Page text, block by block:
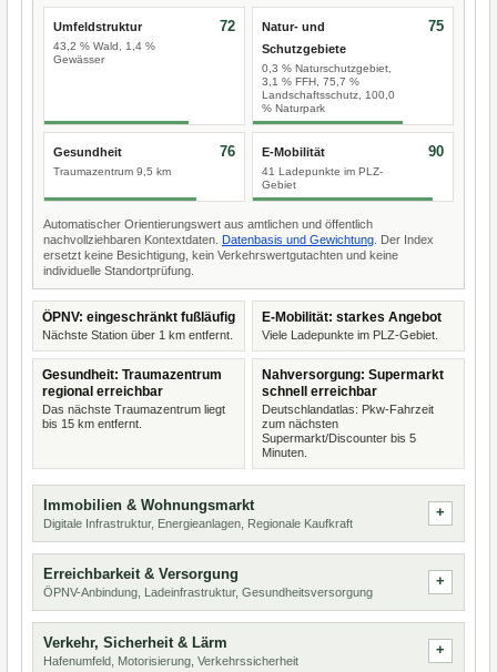
Umfeldstruktur
43,2 % Wald, 1,4 %
Gewässer
72
Natur- und
Schutzgebiete
0,3 % Naturschutzgebiet,
3,1 % FFH, 75,7 %
Landschaftsschutz, 100,0
% Naturpark
75
Gesundheit
Traumazentrum 9,5 km
76 E-Mobilität
41 Ladepunkte im PLZ-
Gebiet
90
Automatischer Orientierungswert aus amtlichen und öffentlich
nachvollziehbaren Kontextdaten. Datenbasis und Gewichtung . Der Index
ersetzt keine Besichtigung, kein Verkehrswertgutachten und keine
individuelle Standortprüfung.
ÖPNV: eingeschränkt fußläufig
Nächste Station über 1 km entfernt.
E-Mobilität: starkes Angebot
Viele Ladepunkte im PLZ-Gebiet.
Gesundheit: Traumazentrum
regional erreichbar
Das nächste Traumazentrum liegt
bis 15 km entfernt.
Nahversorgung: Supermarkt
schnell erreichbar
Deutschlandatlas: Pkw-Fahrzeit
zum nächsten
Supermarkt/Discounter bis 5
Minuten.
Immobilien & Wohnungsmarkt
Digitale Infrastruktur, Energieanlagen, Regionale Kaufkraft
Erreichbarkeit & Versorgung
ÖPNV-Anbindung, Ladeinfrastruktur, Gesundheitsversorgung
Verkehr, Sicherheit & Lärm
Hafenumfeld, Motorisierung, Verkehrssicherheit